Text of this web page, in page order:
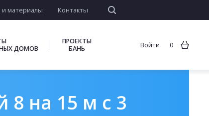
и материалы Контакты
ДОМОВ
ПРОЕКТЫ
БАНЬ
Войти 0
8 на 15 м с 3